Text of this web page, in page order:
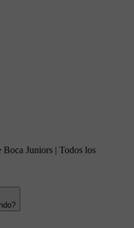
Juniors | Todos los